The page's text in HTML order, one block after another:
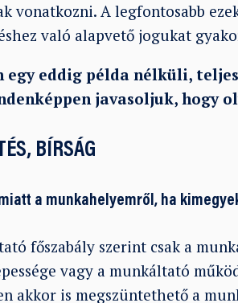
vonatkozni. A legfontosabb
való alapvető jogukat
egy eddig példa nélküli,
javasoljuk, hogy
BÍRSÁG
a munkahelyemről, ha
főszabály szerint csak a
vagy a munkáltató
akkor is megszüntethető a